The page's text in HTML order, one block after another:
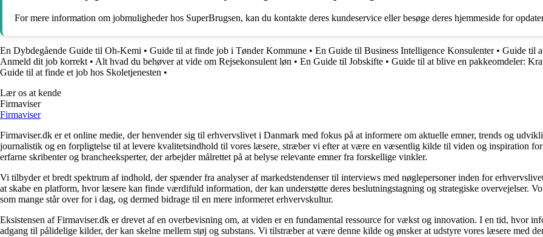
For mere information om jobmuligheder hos SuperBrugsen, kan du kontakte deres kundeservice eller besøge deres hjemmeside for
En Dybdegående Guide til Oh-Kemi • Guide til at finde job i Tønder Kommune • En Guide til Business Intelligence Konsulenter• Guide til
Anmeld dit job korrekt • Alt hvad du behøver at vide om Rejsekonsulent løn • En Guide til Jobskifte • Guide til at blive en pakkeomdeler:
Guide til at finde et job hos Skoletjenesten •
Lær os at kende
Firmaviser
Firmaviser
Firmaviser.dk er et online medie, der henvender sig til erhvervslivet i Danmark med fokus på at informere om aktuelle emner, trends og
journalistik og en forpligtelse til at levere kvalitetsindhold til vores læsere, stræber vi efter at være en væsentlig kilde til viden og inspiration for
erfarne skribenter og brancheeksperter, der arbejder målrettet på at belyse relevante emner fra forskellige vinkler.
Vi tilbyder et bredt spektrum af indhold, der spænder fra analyser af markedstendenser til interviews med nøglepersoner inden for
at skabe en platform, hvor læsere kan finde værdifuld information, der kan understøtte deres beslutningstagning og strategiske overvejelser.
som mange står over for i dag, og dermed bidrage til en mere informeret erhvervskultur.
Eksistensen af Firmaviser.dk er drevet af en overbevisning om, at viden er en fundamental ressource for vækst og innovation. I en tid, hvor
adgang til pålidelige kilder, der kan skelne mellem støj og substans. Vi tilstræber at være denne kilde og ønsker at udstyre vores læsere med